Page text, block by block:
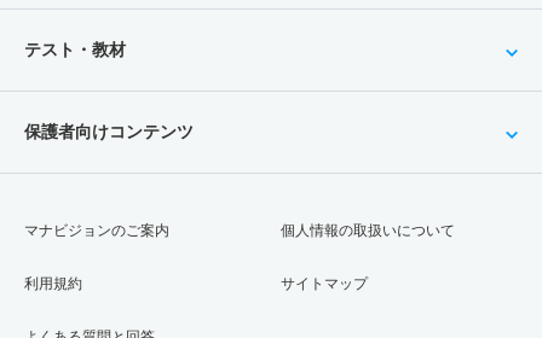
テスト・教材
保護者向けコンテンツ
マナビジョンのご案内
利用規約
個人情報の取扱いについて
サイトマップ